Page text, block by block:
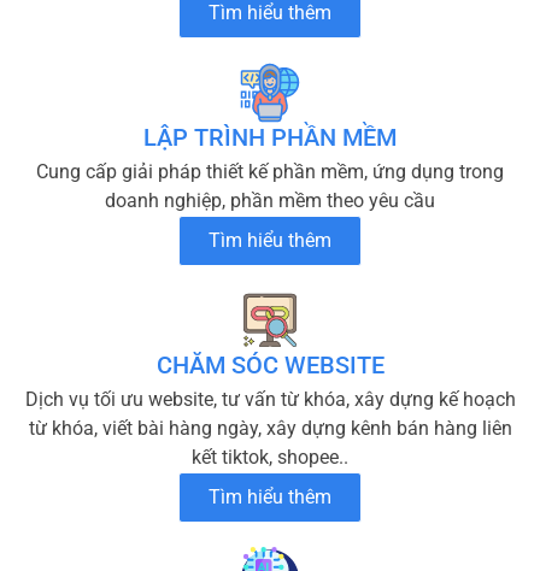
Tìm hiểu thêm
LẬP TRÌNH PHẦN MỀM
Cung cấp giải pháp thiết kế phần mềm, ứng dụng trong
doanh nghiệp, phần mềm theo yêu cầu
Tìm hiểu thêm
CHĂM SÓC WEBSITE
Dịch vụ tối ưu website, tư vấn từ khóa, xây dựng kế hoạch
từ khóa, viết bài hàng ngày, xây dựng kênh bán hàng liên
kết tiktok, shopee..
Tìm hiểu thêm